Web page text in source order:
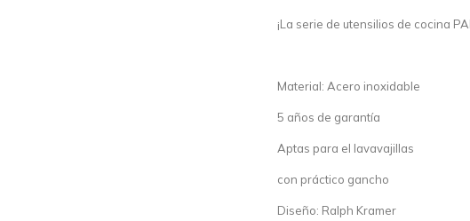
¡La serie de utensilios de cocina
Material: Acero inoxidable
5 años de garantía
Aptas para el lavavajillas
con práctico gancho
Diseño: Ralph Kramer